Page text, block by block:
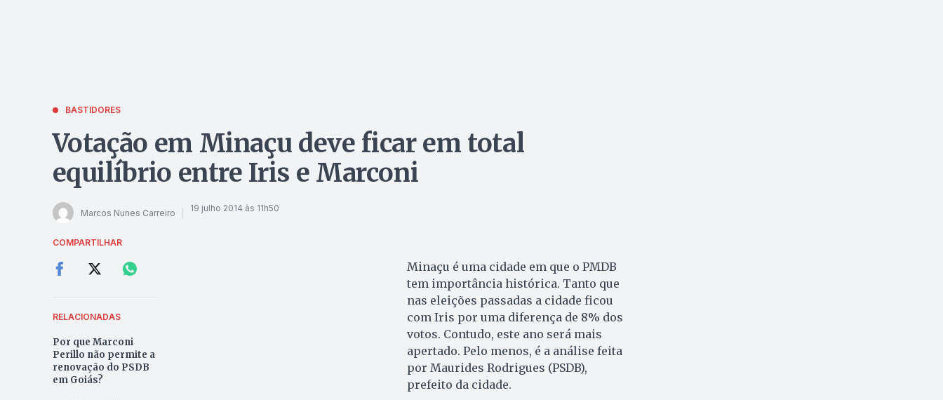
BASTIDORES
Votação em Minaçu deve ficar em total
equilíbrio entre Iris e Marconi
Marcos Nunes Carreiro 19 julho 2014 às 11h50
COMPARTILHAR
RELACIONADAS
Por que Marconi
Perillo não permite a
renovação do PSDB
em Goiás?
Minaçu é uma cidade em que o PMDB
tem importância histórica. Tanto que
nas eleições passadas a cidade ficou
com Iris por uma diferença de 8% dos
votos. Contudo, este ano será mais
apertado. Pelo menos, é a análise feita
por Maurides Rodrigues (PSDB),
prefeito da cidade.